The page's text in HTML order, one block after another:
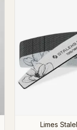
Limes